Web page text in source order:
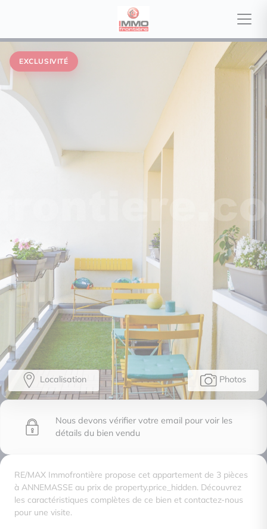
EXCLUSIVITÉ
Photos
Localisation
Nous devons vérifier votre email pour voir les
détails du bien vendu
RE/MAX Immofrontière propose cet appartement de 3 pièces
à ANNEMASSE au prix de property.price_hidden. Découvrez
les caractéristiques complètes de ce bien et contactez-nous
pour une visite.